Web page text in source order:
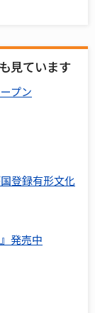
見ています
プン
登録有形文化
発売中